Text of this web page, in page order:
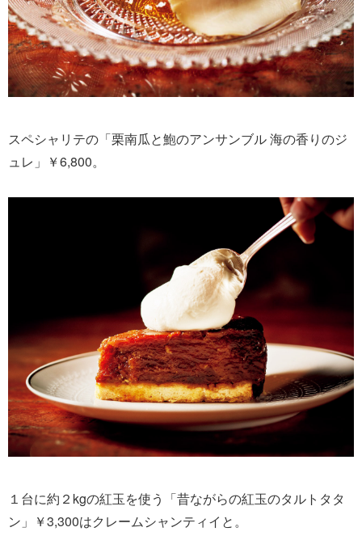
スペシャリテの「栗南瓜と鮑のアンサンブル 海の香りのジ
ュレ」￥6,800。
１台に約２kgの紅玉を使う「昔ながらの紅玉のタルトタタ
ン」￥3,300はクレームシャンティイと。